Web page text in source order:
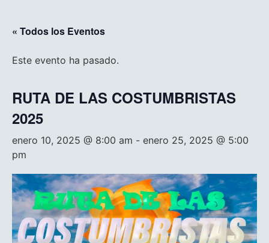
« Todos los Eventos
Este evento ha pasado.
RUTA DE LAS COSTUMBRISTAS
2025
enero 10, 2025 @ 8:00 am - enero 25, 2025 @ 5:00
pm